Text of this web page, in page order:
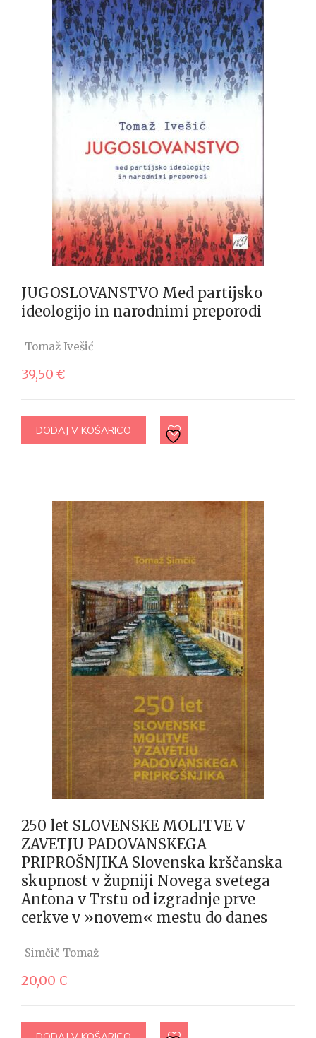
JUGOSLOVANSTVO Med partijsko
ideologijo in narodnimi preporodi
Tomaž Ivešić
39,50 €
DODAJ V KOŠARICO
250 let SLOVENSKE MOLITVE V
ZAVETJU PADOVANSKEGA
PRIPROŠNJIKA Slovenska krščanska
skupnost v župniji Novega svetega
Antona v Trstu od izgradnje prve
cerkve v »novem« mestu do danes
Simčič Tomaž
20,00 €